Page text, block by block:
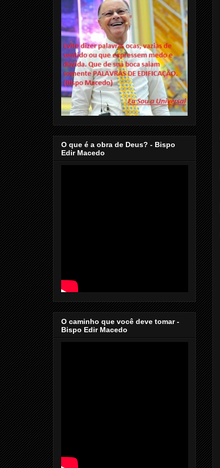
O que é a obra de Deus? - Bispo
Edir Macedo
O caminho que você deve tomar -
Bispo Edir Macedo